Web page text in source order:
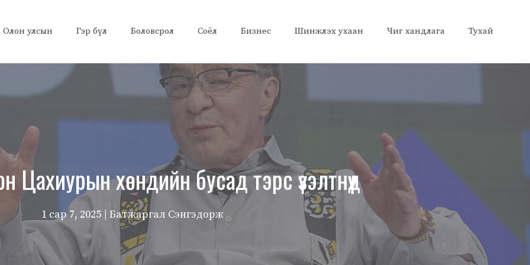
Олон улсын Гэр бүл Боловсрол Соёл Бизнес Шинжлэх ухаан Чиг хандлага Тухай
Цахиурын хөндийн бусад тэрс үзэлтнүүд
1 сар 7, 2025 | Батжаргал Сэнгэдорж